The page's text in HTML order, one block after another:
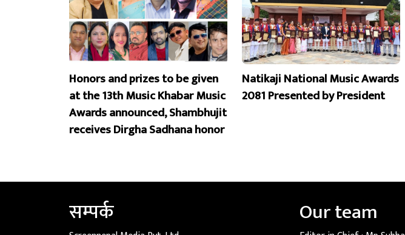
Honors and prizes to be given
at the 13th Music Khabar Music
Awards announced, Shambhujit
receives Dirgha Sadhana honor
Natikaji National Music Awards
2081 Presented by President
सम्पर्क Our team